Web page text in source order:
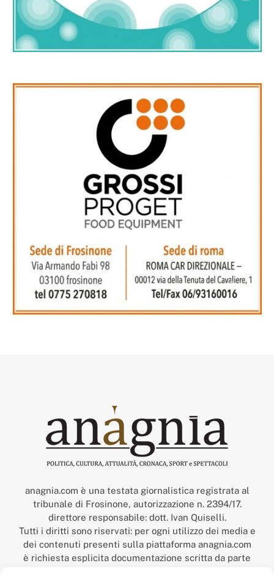
anagnia.com è una testata giornalistica registrata al
tribunale di Frosinone, autorizzazione n. 2394/17.
direttore responsabile: dott. Ivan Quiselli.
Tutti i diritti sono riservati: per ogni utilizzo dei media e
dei contenuti presenti sulla piattaforma anagnia.com
è richiesta esplicita documentazione scritta da parte